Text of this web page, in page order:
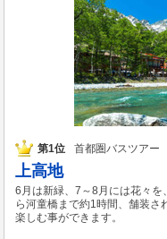
第1位 首都圏バスツアー
上高地
6月は新緑、7～8月には花々
ら河童橋まで約1時間、舗装さ
楽しむ事ができます。